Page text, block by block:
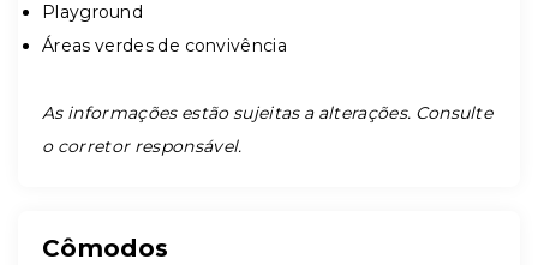
Playground
Áreas verdes de convivência
As informações estão sujeitas a alterações. Consulte
o corretor responsável.
Cômodos